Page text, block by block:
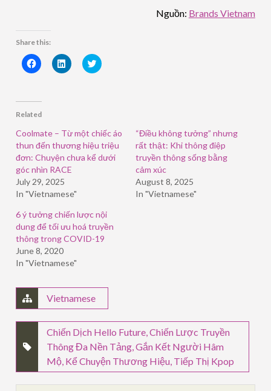
Nguồn: Brands Vietnam
Share this:
Click
to
(Opens
in
new
Click
to
Click
to
Related
Coolmate – Từ một chiếc áo
thun đến thương hiệu triệu
đơn: Chuyện chưa kể dưới
góc nhìn RACE
July 29, 2025
In "Vietnamese"
“Điều không tưởng” nhưng
rất thật: Khi thông điệp
truyền thông sống bằng
cảm xúc
August 8, 2025
In "Vietnamese"
6 ý tưởng chiến lược nội
dung để tối ưu hoá truyền
thông trong COVID-19
June 8, 2020
In "Vietnamese"
Vietnamese
Chiến Dịch Hello Future,Chiến Lược Truyền
Thông Đa Nền Tảng,Gắn Kết Người Hâm
Mộ, Kể Chuyện Thương Hiệu, Tiếp Thị Kpop